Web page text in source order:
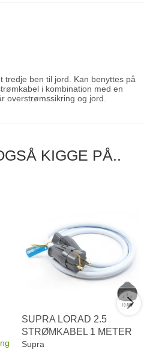
tredje ben til jord. Kan benyttes på
i kombination med en
overstrømssikring og jord.
KIGGE PÅ..
SUPRA LORAD 2.5
STRØMKABEL 1 METER
Supra